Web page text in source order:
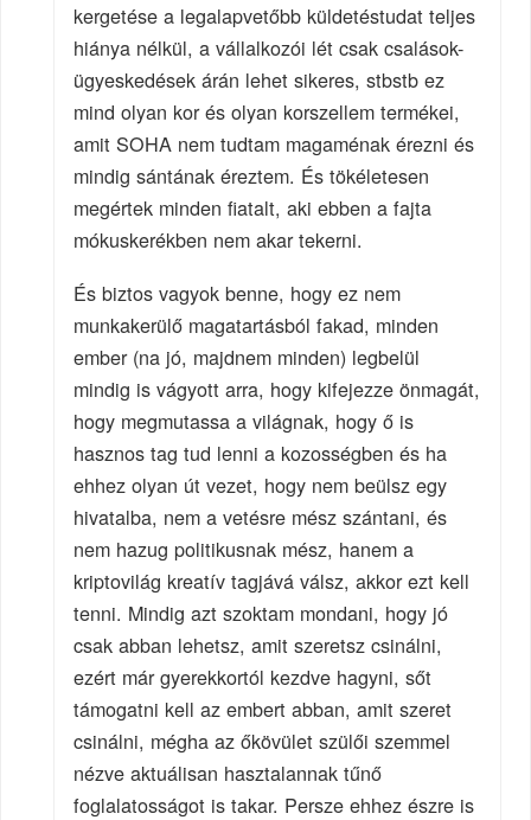
kergetése a legalapvetőbb küldetéstudat teljes
hiánya nélkül, a vállalkozói lét csak csalások-
ügyeskedések árán lehet sikeres, stbstb ez
mind olyan kor és olyan korszellem termékei,
amit SOHA nem tudtam magaménak érezni és
mindig sántának éreztem. És tökéletesen
megértek minden fiatalt, aki ebben a fajta
mókuskerékben nem akar tekerni.
És biztos vagyok benne, hogy ez nem
munkakerülő magatartásból fakad, minden
ember (na jó, majdnem minden) legbelül
mindig is vágyott arra, hogy kifejezze önmagát,
hogy megmutassa a világnak, hogy ő is
hasznos tag tud lenni a kozosségben és ha
ehhez olyan út vezet, hogy nem beülsz egy
hivatalba, nem a vetésre mész szántani, és
nem hazug politikusnak mész, hanem a
kriptovilág kreatív tagjává válsz, akkor ezt kell
tenni. Mindig azt szoktam mondani, hogy jó
csak abban lehetsz, amit szeretsz csinálni,
ezért már gyerekkortól kezdve hagyni, sőt
támogatni kell az embert abban, amit szeret
csinálni, mégha az őkövület szülői szemmel
nézve aktuálisan hasztalannak tűnő
foglalatosságot is takar. Persze ehhez észre is